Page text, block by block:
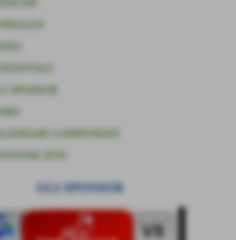
SPONSOR
CAMPIONATI
SITO
GLI SPONSOR